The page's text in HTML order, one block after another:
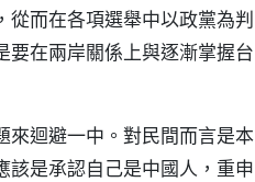
從而在各項選舉中以政黨為判
要在兩岸關係上與逐漸掌握台
來迴避一中。對民間而言是本
該是承認自己是中國人，重申